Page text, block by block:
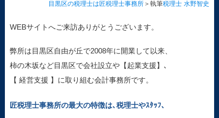
目黒区の税理士は匠税理士事務所 ＞執筆税理士 水野智史
WEBサイトへご来訪ありがとうございます。
弊所は目黒区自由が丘で2008年に開業して以来、
柿の木坂など目黒区で会社設立や【起業支援】､
【 経営支援 】に取り組む会計事務所です。
匠税理士事務所の最大の特徴は､税理士やｽﾀｯﾌ､